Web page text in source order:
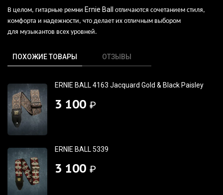
В целом, гитарные ремни Ernie Ball отличаются сочетанием стиля,
комфорта и надежности, что делает их отличным выбором
для музыкантов всех уровней.
ПОХОЖИЕ ТОВАРЫ ОТЗЫВЫ
ERNIE BALL 4163 Jacquard Gold & Black Paisley
3 100 ₽
ERNIE BALL 5339
3 100 ₽